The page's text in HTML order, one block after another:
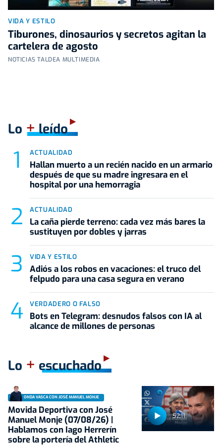
VIDA Y ESTILO
Tiburones, dinosaurios y secretos agitan la
cartelera de agosto
NOTICIAS TALDEA MULTIMEDIA
Lo +leído
ACTUALIDAD
Hallan muerto a un recién nacido en un armario
después de que su madre ingresara en el
hospital por una hemorragia
ACTUALIDAD
La caña pierde terreno: cada vez más bares la
sustituyen por dobles y jarras
VIDA Y ESTILO
Adiós a los robos en vacaciones: el truco del
felpudo para una casa segura en verano
VERDADERO O FALSO
Bots en Telegram: desnudos falsos con IA al
alcance de millones de personas
Lo + escuchado
52:11
ONDA VASCA CON JOSÉ MANUEL MONJE
Movida Deportiva con José
Manuel Monje (07/08/26) |
Hablamos con Iago Herrerín
sobre la portería del Athletic